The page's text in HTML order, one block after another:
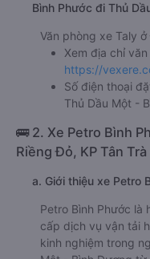
Bình Phước đi Thủ
Văn phòng xe Taly
Xem địa chỉ
https://
Số điện thoại
Thủ Dầu Một -
🚌 2. Xe Petro Bình
Riềng Đỏ, KP Tân
a. Giới thiệu xe Petro
Petro Bình Phước là
cấp dịch vụ vận tải
kinh nghiệm trong